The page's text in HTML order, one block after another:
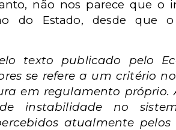
não nos parece que o
do Estado, desde que
texto publicado pelo
se refere a um critério
em regulamento
instabilidade no
atualmente